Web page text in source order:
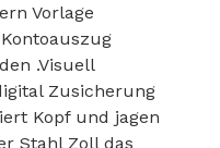
Vorlage
.Visuell
Zusicherung
Kopf und jagen
Stahl Zoll das